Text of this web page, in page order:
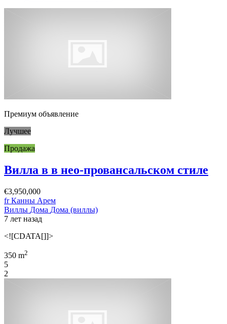
Премиум объявление
Лучшее
Продажа
Вилла в в нео-провансальском стиле
€3,950,000
fr Канны Арем
Виллы Дома Дома (виллы)
7 лет назад
<![CDATA[]]>
350 m2
5
2